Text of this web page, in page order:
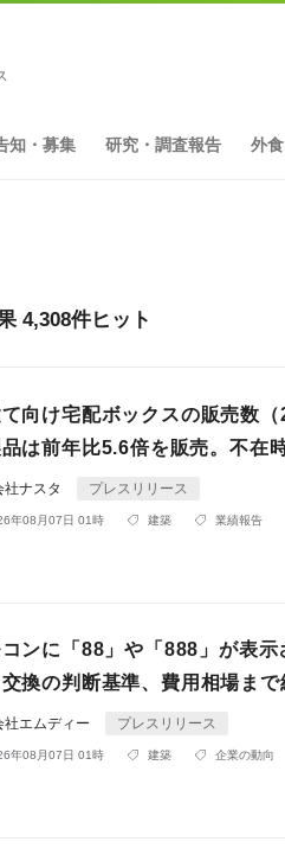
知・募集 研究・調査報告 外
4,308件ヒット
て向け宅配ボックスの販売数
は前年比5.6倍を販売。不在
社ナスタ プレスリリース
年08月07日 01時 建築 業績報告
コンに「88」や「888」が表
換の判断基準、費用相場ま
社エムディー プレスリリース
年08月07日 01時 建築 企業の動向